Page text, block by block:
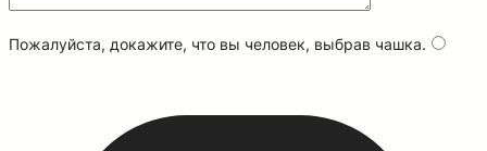
Пожалуйста, докажите, что вы человек, выбрав чашка.